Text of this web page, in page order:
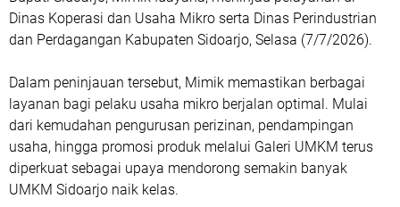
Dinas Koperasi dan Usaha Mikro serta Dinas Perindustrian
dan Perdagangan Kabupaten Sidoarjo, Selasa (7/7/2026).
Dalam peninjauan tersebut, Mimik memastikan berbagai
layanan bagi pelaku usaha mikro berjalan optimal. Mulai
dari kemudahan pengurusan perizinan, pendampingan
usaha, hingga promosi produk melalui Galeri UMKM terus
diperkuat sebagai upaya mendorong semakin banyak
UMKM Sidoarjo naik kelas.